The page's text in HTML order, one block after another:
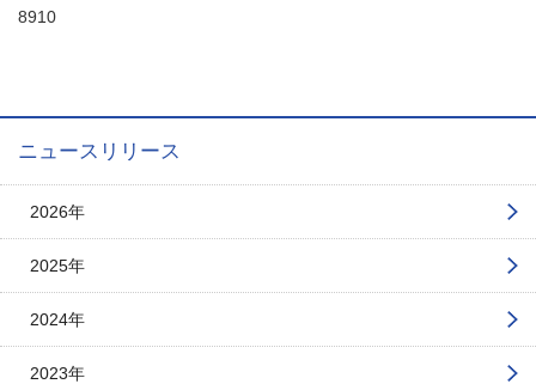
8910
ニュースリリース
2026年
2025年
2024年
2023年